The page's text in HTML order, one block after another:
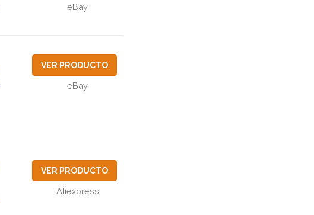
eBay
VER PRODUCTO
eBay
VER PRODUCTO
Aliexpress